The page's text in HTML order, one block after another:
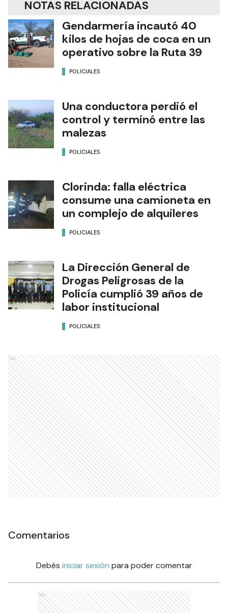
NOTAS RELACIONADAS
Gendarmería incautó 40
kilos de hojas de coca en un
operativo sobre la Ruta 39
POLICIALES
Una conductora perdió el
control y terminó entre las
malezas
POLICIALES
Clorinda: falla eléctrica
consume una camioneta en
un complejo de alquileres
POLICIALES
La Dirección General de
Drogas Peligrosas de la
Policía cumplió 39 años de
labor institucional
POLICIALES
Ads
Comentarios
Debés iniciar sesión para poder comentar
Ads